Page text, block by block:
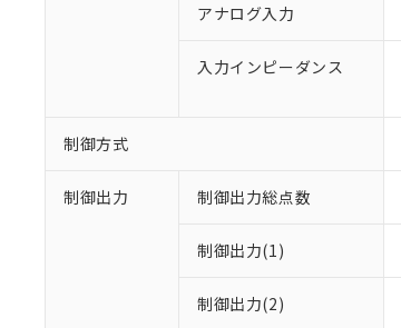
アナログ入力
入力インピーダンス
制御方式
制御出力 制御出力総点数
制御出力(1)
制御出力(2)